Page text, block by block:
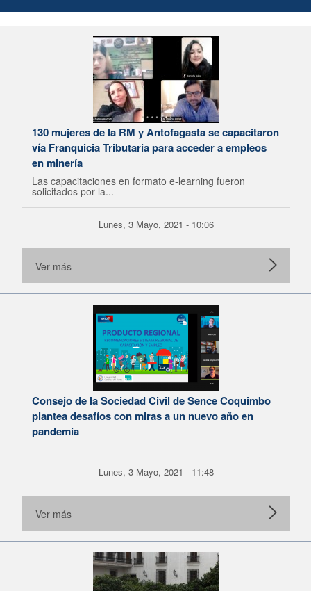
130 mujeres de la RM y Antofagasta se capacitaron
vía Franquicia Tributaria para acceder a empleos
en minería
Las capacitaciones en formato e-learning fueron
solicitados por la...
Lunes, 3 Mayo, 2021 - 10:06
Ver más
Consejo de la Sociedad Civil de Sence Coquimbo
plantea desafíos con miras a un nuevo año en
pandemia
Lunes, 3 Mayo, 2021 - 11:48
Ver más